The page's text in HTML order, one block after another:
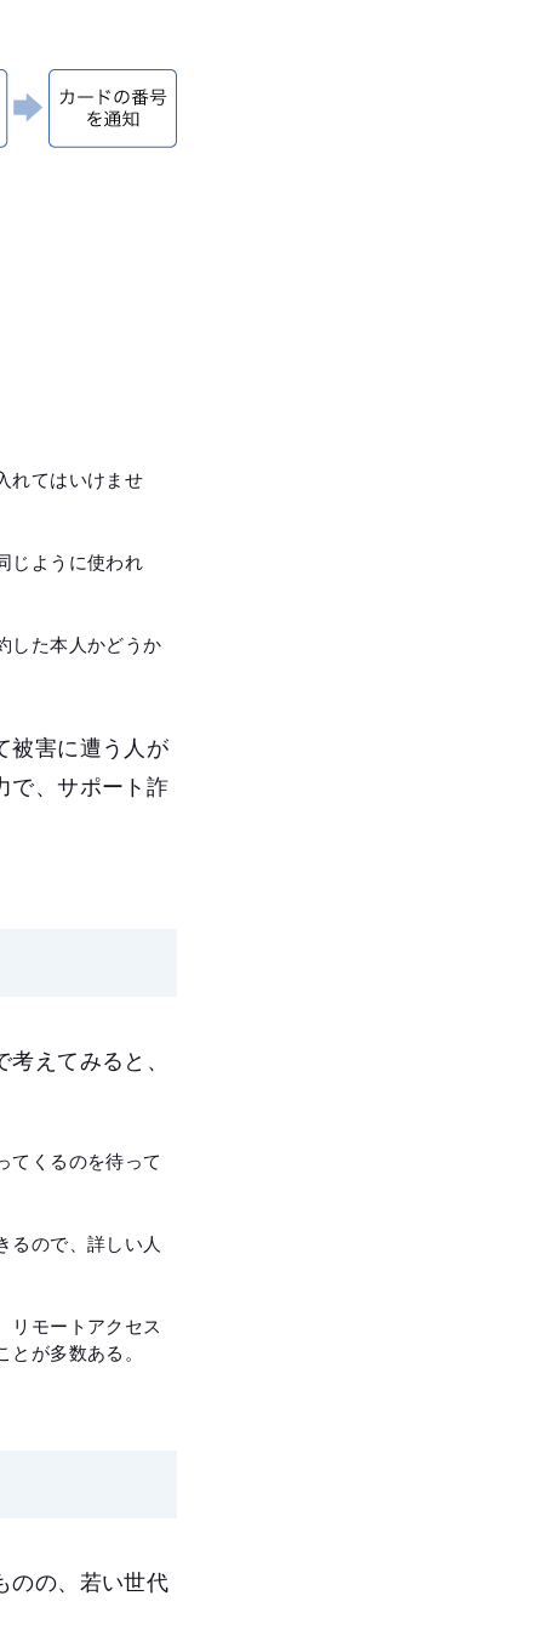
れてはいけませ
じように使われ
した本人かどうか
被害に遭う人が
で、サポート詐
えてみると、
てくるのを待って
るので、詳しい人
リモートアクセス
が多数ある。
のの、若い世代